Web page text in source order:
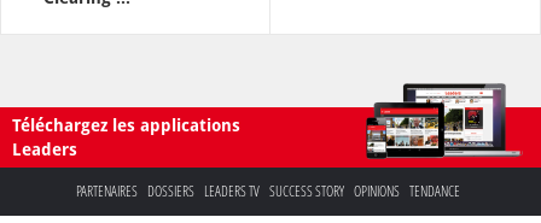
Téléchargez les applications
Leaders
PARTENAIRES DOSSIERS LEADERS TV SUCCESS STORY OPINIONS TENDANCE